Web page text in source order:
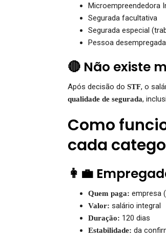
Microempreendedora
Segurada facultativa
Segurada especial
Pessoa
🔴 Não existe
Após decisão do STF, o
qualidade de segurada,
Como
cada
👩‍💼
Quem paga: empresa
Valor: salário integral
Duração: 120 dias
Estabilidade: da